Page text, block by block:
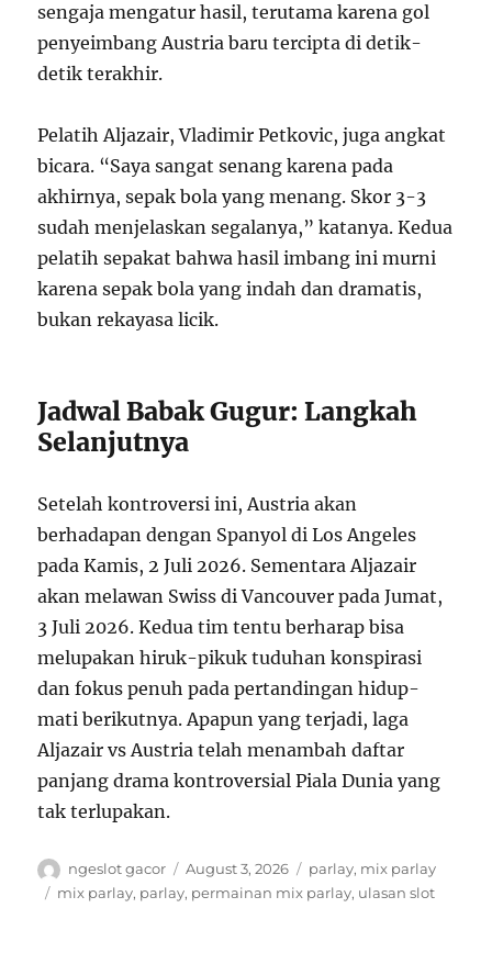
sengaja mengatur hasil, terutama karena gol
penyeimbang Austria baru tercipta di detik-
detik terakhir.
Pelatih Aljazair, Vladimir Petkovic, juga angkat
bicara. “Saya sangat senang karena pada
akhirnya, sepak bola yang menang. Skor 3-3
sudah menjelaskan segalanya,” katanya. Kedua
pelatih sepakat bahwa hasil imbang ini murni
karena sepak bola yang indah dan dramatis,
bukan rekayasa licik.
Jadwal Babak Gugur: Langkah
Selanjutnya
Setelah kontroversi ini, Austria akan
berhadapan dengan Spanyol di Los Angeles
pada Kamis, 2 Juli 2026. Sementara Aljazair
akan melawan Swiss di Vancouver pada Jumat,
3 Juli 2026. Kedua tim tentu berharap bisa
melupakan hiruk-pikuk tuduhan konspirasi
dan fokus penuh pada pertandingan hidup-
mati berikutnya. Apapun yang terjadi, laga
Aljazair vs Austria telah menambah daftar
panjang drama kontroversial Piala Dunia yang
tak terlupakan.
A
u
ngeslot gacor
P
o
August 3, 2026
C
a
parlay, mix parlay
T
mix parlay, parlay, permainan mix parlay, ulasan slot